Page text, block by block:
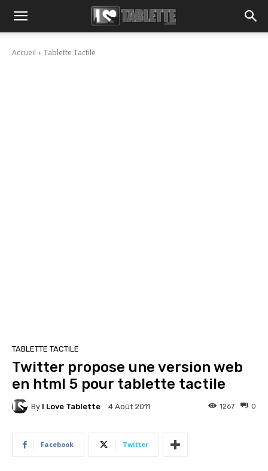
Accueil Tablette Tactile
TABLETTE TACTILE
Twitter propose une version web
en html 5 pour tablette tactile
By I Love Tablette 4 Août 2011 0
1267
Facebook Twitter